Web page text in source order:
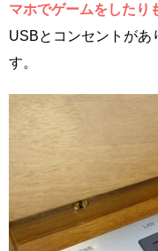
マホでゲームをしたり
USBとコンセントがあ
す。